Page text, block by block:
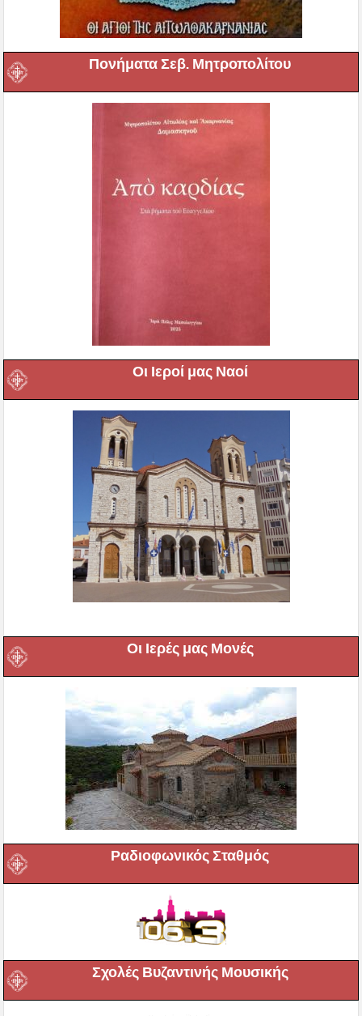
Πονήματα Σεβ. Μητροπολίτου
Οι Ιεροί μας Ναοί
Οι Ιερές μας Μονές
Ραδιοφωνικός Σταθμός
Σχολές Βυζαντινής Μουσικής